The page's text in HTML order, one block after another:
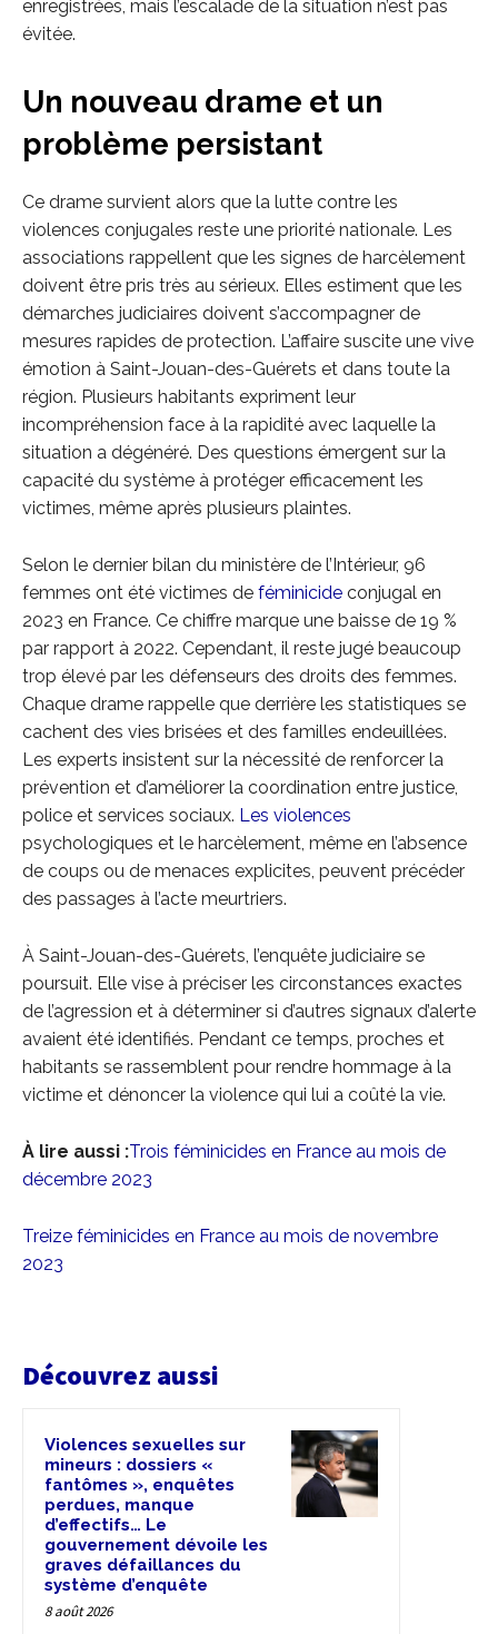
enregistrées, mais l’escalade de la situation n’est pas
évitée.
Un nouveau drame et un
problème persistant
Ce drame survient alors que la lutte contre les
violences conjugales reste une priorité nationale. Les
associations rappellent que les signes de harcèlement
doivent être pris très au sérieux. Elles estiment que les
démarches judiciaires doivent s’accompagner de
mesures rapides de protection. L’affaire suscite une vive
émotion à Saint-Jouan-des-Guérets et dans toute la
région. Plusieurs habitants expriment leur
incompréhension face à la rapidité avec laquelle la
situation a dégénéré. Des questions émergent sur la
capacité du système à protéger efficacement les
victimes, même après plusieurs plaintes.
Selon le dernier bilan du ministère de l’Intérieur, 96
femmes ont été victimes de féminicide conjugal en
2023 en France. Ce chiffre marque une baisse de 19 %
par rapport à 2022. Cependant, il reste jugé beaucoup
trop élevé par les défenseurs des droits des femmes.
Chaque drame rappelle que derrière les statistiques se
cachent des vies brisées et des familles endeuillées.
Les experts insistent sur la nécessité de renforcer la
prévention et d’améliorer la coordination entre justice,
police et services sociaux. Les violences
psychologiques et le harcèlement, même en l’absence
de coups ou de menaces explicites, peuvent précéder
des passages à l’acte meurtriers.
À Saint-Jouan-des-Guérets, l’enquête judiciaire se
poursuit. Elle vise à préciser les circonstances exactes
de l’agression et à déterminer si d’autres signaux d’alerte
avaient été identifiés. Pendant ce temps, proches et
habitants se rassemblent pour rendre hommage à la
victime et dénoncer la violence qui lui a coûté la vie.
À lire aussi :Trois féminicides en France au mois de
décembre 2023
Treize féminicides en France au mois de novembre
2023
Découvrez aussi
Violences sexuelles sur
mineurs : dossiers «
fantômes », enquêtes
perdues, manque
d’effectifs… Le
gouvernement dévoile les
graves défaillances du
système d’enquête
8 août 2026